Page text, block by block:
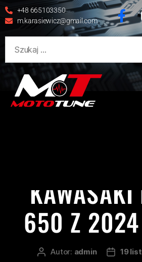
+48 665103350
m.karasiewicz@gmail.com
KAWASAKI
650 Z 2024
Autor: admin
19